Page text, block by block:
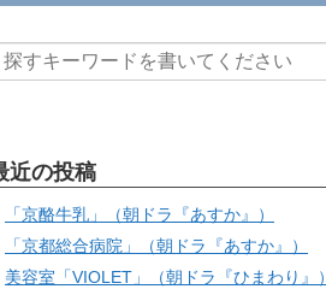
近の投稿
「京酪牛乳」（朝ドラ『あすか』）
「京都総合病院」（朝ドラ『あすか』）
美容室「VIOLET」（朝ドラ『ひまわり』）